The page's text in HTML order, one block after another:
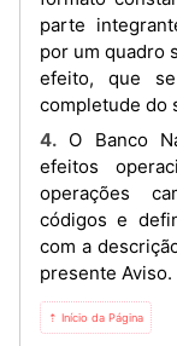
parte
por um quadro
efeito, que
completude do
4. O Banco Nacional de Angola estabelece, para
efeitos
operações
códigos e
com a
presente Aviso.
⇡ Início da Página